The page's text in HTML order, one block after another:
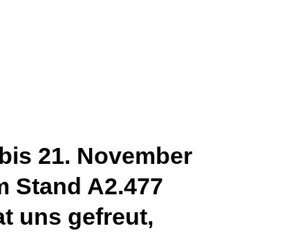
21. November
Stand A2.477
uns gefreut,